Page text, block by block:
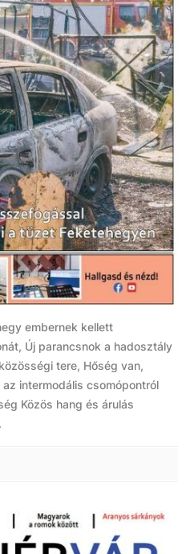
embernek kellett
Új parancsnok a hadosztály
tere, Hőség van,
intermodális csomópontról
Közös hang és árulás